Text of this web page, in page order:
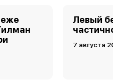
Левый
7 августа